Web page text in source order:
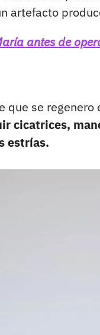
artefacto
antes de
que se regenero
cicatrices,
estrías.